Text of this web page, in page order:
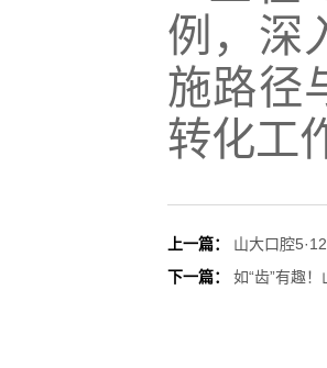
例，深
施路径
转化工
上一篇：
山大口腔
下一篇：
如“齿”有趣